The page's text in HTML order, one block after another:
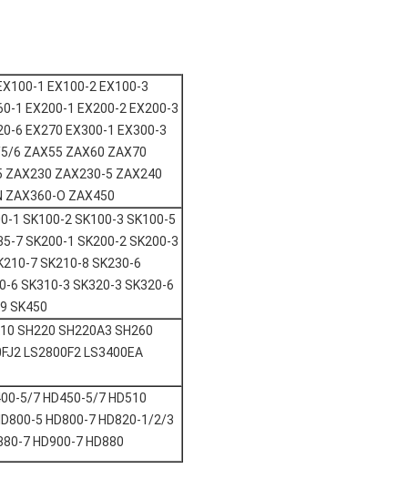
1 EX100-2 EX100-3
1 EX200-1 EX200-2 EX200-3
6 EX270 EX300-1 EX300-3
6 ZAX55 ZAX60 ZAX70
ZAX230-5 ZAX240
ZAX360-O ZAX450
1 SK100-2 SK100-3 SK100-5
7 SK200-1 SK200-2 SK200-3
7 SK210-8 SK230-6
6 SK310-3 SK320-3 SK320-6
SK450
SH220 SH220A3 SH260
LS2800F2 LS3400EA
5/7 HD450-5/7 HD510
5 HD800-7 HD820-1/2/3
7 HD900-7 HD880